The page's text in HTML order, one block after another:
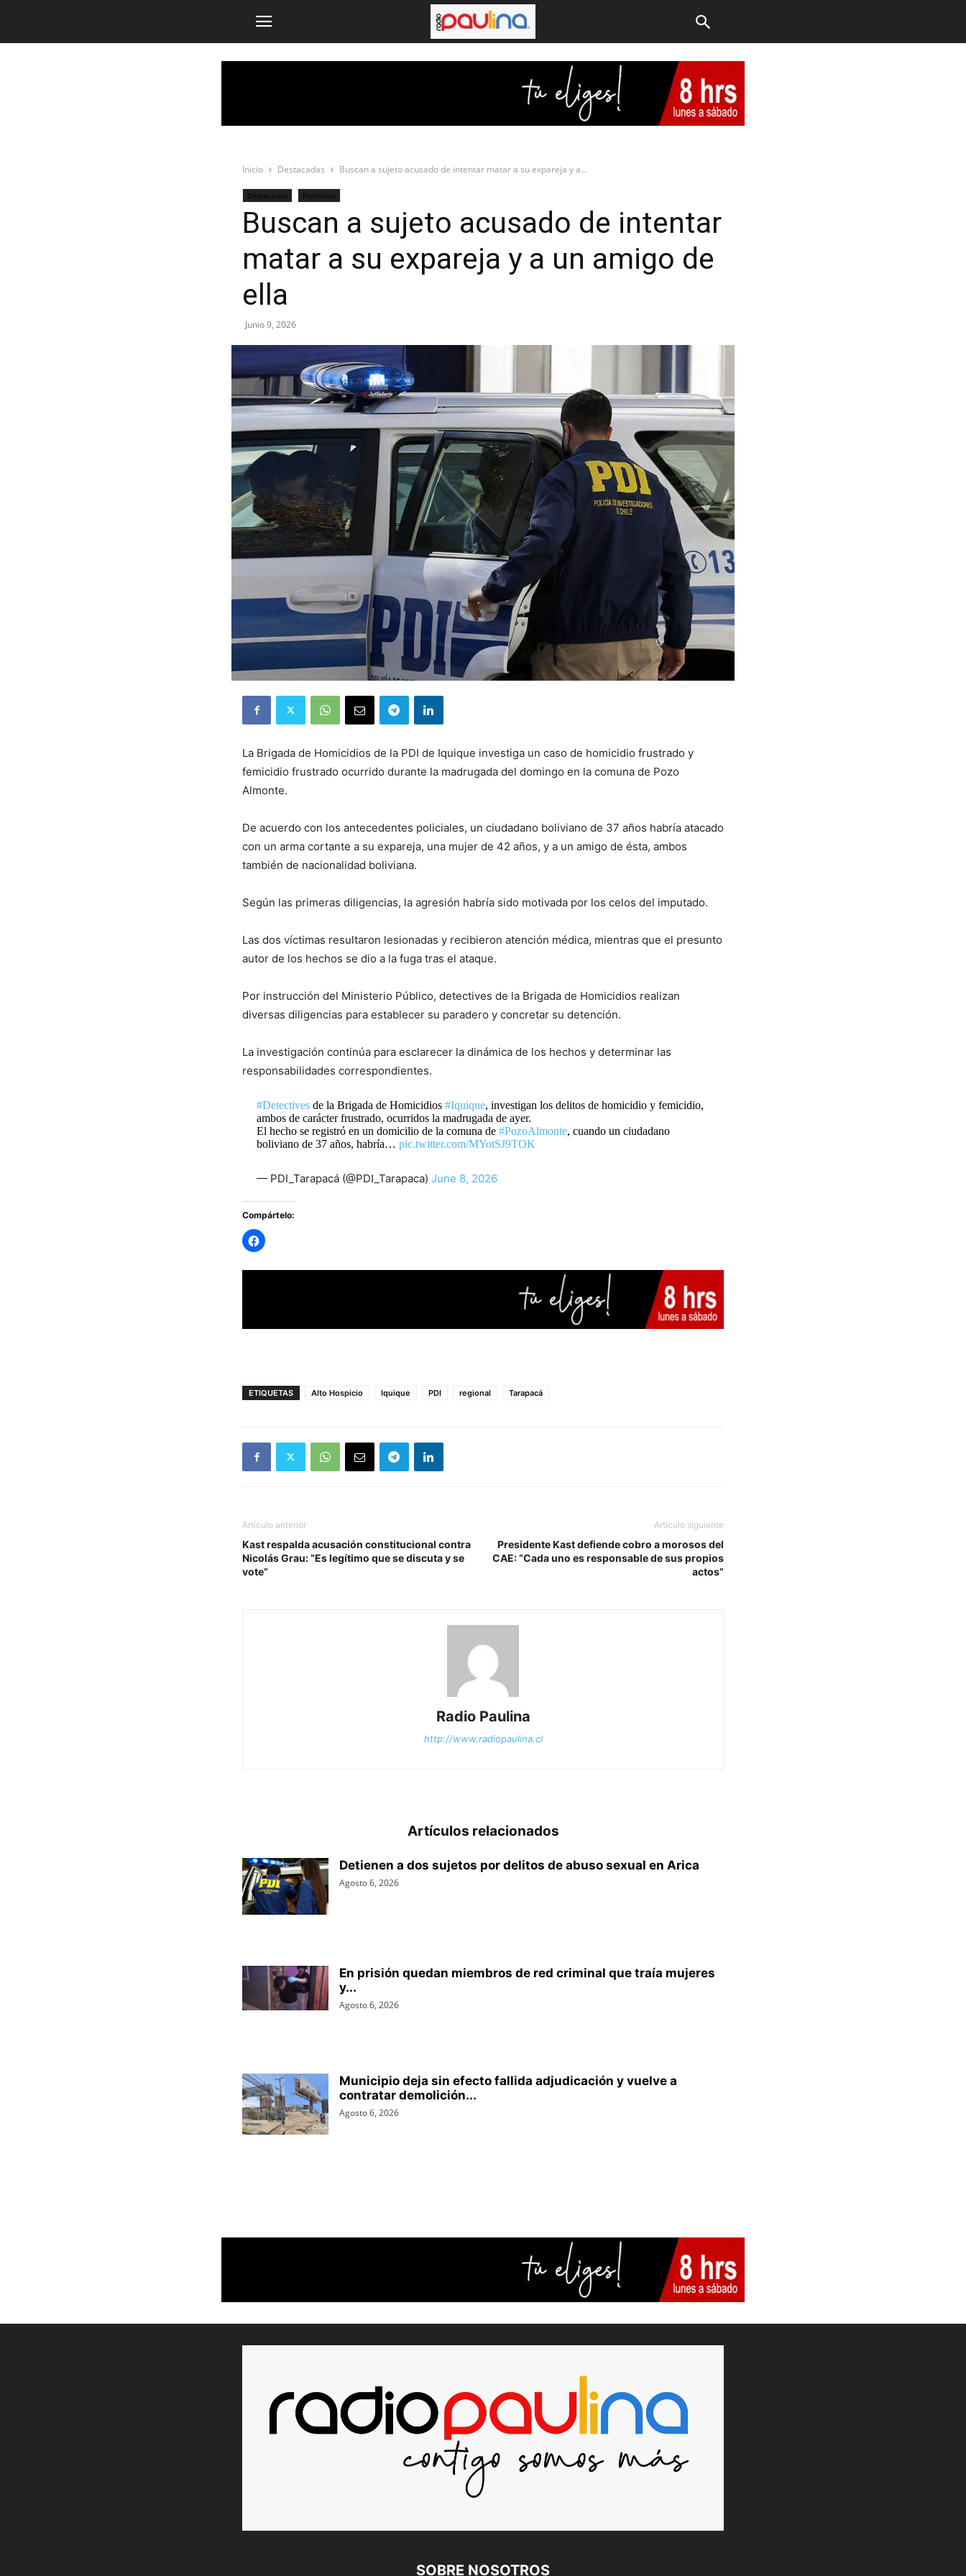
Inicio Destacadas Buscan a sujeto acusado de intentar matar a su expareja y a...
Destacadas Policiales
Buscan a sujeto acusado de intentar
matar a su expareja y a un amigo de
ella
Junio 9, 2026
La Brigada de Homicidios de la PDI de Iquique investiga un caso de homicidio frustrado y
femicidio frustrado ocurrido durante la madrugada del domingo en la comuna de Pozo
Almonte.
De acuerdo con los antecedentes policiales, un ciudadano boliviano de 37 años habría atacado
con un arma cortante a su expareja, una mujer de 42 años, y a un amigo de ésta, ambos
también de nacionalidad boliviana.
Según las primeras diligencias, la agresión habría sido motivada por los celos del imputado.
Las dos víctimas resultaron lesionadas y recibieron atención médica, mientras que el presunto
autor de los hechos se dio a la fuga tras el ataque.
Por instrucción del Ministerio Público, detectives de la Brigada de Homicidios realizan
diversas diligencias para establecer su paradero y concretar su detención.
La investigación continúa para esclarecer la dinámica de los hechos y determinar las
responsabilidades correspondientes.
#Detectives de la Brigada de Homicidios#Iquique, investigan los delitos de homicidio y femicidio,
ambos de carácter frustrado, ocurridos la madrugada de ayer.
El hecho se registró en un domicilio de la comuna de#PozoAlmonte, cuando un ciudadano
boliviano de 37 años, habría…pic.twitter.com/MYotSJ9TOK
— PDI_Tarapacá (@PDI_Tarapaca)June 8, 2026
Compártelo:
ETIQUETAS Alto Hospicio Iquique PDI regional Tarapacá
Artículo anterior
Kast respalda acusación constitucional contra
Nicolás Grau: “Es legítimo que se discuta y se
vote”
Artículo siguiente
Presidente Kast defiende cobro a morosos del
CAE: “Cada uno es responsable de sus propios
actos”
Radio Paulina
http://www.radiopaulina.cl
Artículos relacionados
Detienen a dos sujetos por delitos de abuso sexual en Arica
Agosto 6, 2026
En prisión quedan miembros de red criminal que traía mujeres
y...
Agosto 6, 2026
Municipio deja sin efecto fallida adjudicación y vuelve a
contratar demolición...
Agosto 6, 2026
SOBRE NOSOTROS